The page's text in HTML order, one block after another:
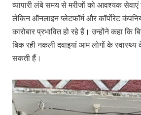
व्यापारी लंबे समय से मरीजों को आवश्यक
लेकिन ऑनलाइन प्लेटफॉर्म और कॉर्पोरेट
कारोबार प्रभावित हो रहे हैं। उन्होंने कहा कि
बिक रही नकली दवाइयां आम लोगों के स्वास्थ्य
सकती हैं।